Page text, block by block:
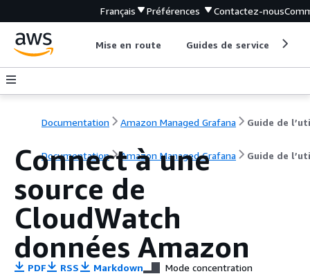
Français Préférences Contactez-nous
Mise en route Guides de service
Documentation Amazon Managed Grafana
Documentation Amazon Managed Grafana Guide de
Connect à une
source de
CloudWatch
données Amazon
PDF RSS Markdown Mode concentration